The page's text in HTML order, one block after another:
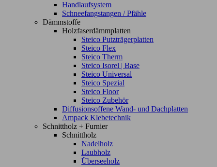
Handlaufsystem
Schneefangstangen / Pfähle
Dämmstoffe
Holzfaserdämmplatten
Steico Putzträgerplatten
Steico Flex
Steico Therm
Steico Isorel | Base
Steico Universal
Steico Spezial
Steico Floor
Steico Zubehör
Diffusionsoffene Wand- und Dachplatten
Ampack Klebetechnik
Schnittholz + Furnier
Schnittholz
Nadelholz
Laubholz
Überseeholz